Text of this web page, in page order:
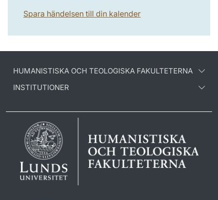
Spara händelsen till din kalender
HUMANISTISKA OCH TEOLOGISKA FAKULTETERNA
INSTITUTIONER